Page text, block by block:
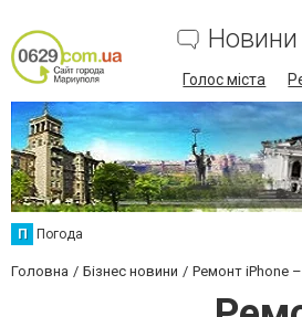
Новини
Голос міста
П Погода
Головна Бізнес новини Ремонт iPhone